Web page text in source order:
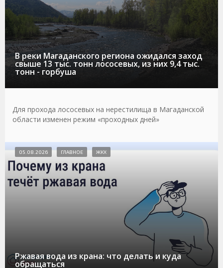
В реки Магаданского региона ожидался заход
свыше 13 тыс. тонн лососевых, из них 9,4 тыс.
тонн - горбуша
Для прохода лососевых на нерестилища в Магаданской
области изменен режим «проходных дней»
Ржавая вода из крана: что делать и куда
обращаться
05.08.2026 ГЛАВНОЕ ЖКХ